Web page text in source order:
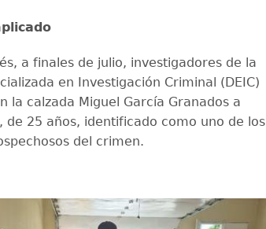
a finales de julio, investigadores de la
en Investigación Criminal (DEIC)
la calzada Miguel García Granados a
, de 25 años, identificado como uno de los
del crimen.